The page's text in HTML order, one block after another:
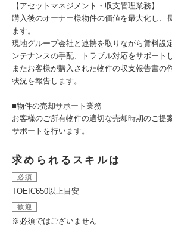
【アセットマネジメント・収支管理業務】
購入後のオーナー様物件の価値を最大化し、
ます。
現地グループ会社と連携を取りながら賃料設
ンテナンスの手配、トラブル対応をサポート
またお客様が購入された物件の収支報告書の
状況を報告します。
■物件の売却サポート業務
お客様のご所有物件の適切な売却時期のご提
サポートを行います。
求められるスキルは
必須
TOEIC650以上目安
歓迎
※必須ではございません